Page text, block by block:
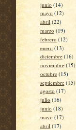
junio (14)
mayo (12)
abril (22)
marzo (19)
febrero (12)
enero (13)
diciembre (16)
noviembre (15)
octubre (15)
septiembre (15)
agosto (17)
julio (16)
junio (18)
mayo (17)
abril (17)